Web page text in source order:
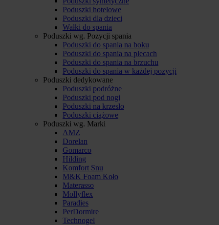
Poduszki hotelowe
Poduszki dla dzieci
Wałki do spania
Poduszki wg. Pozycji spania
Poduszki do spania na boku
Poduszki do spania na plecach
Poduszki do spania na brzuchu
Poduszki do spania w każdej pozycji
Poduszki dedykowane
Poduszki podróżne
Poduszki pod nogi
Poduszki na krzesło
Poduszki ciążowe
Poduszki wg. Marki
AMZ
Dorelan
Gomarco
Hilding
Komfort Snu
M&K Foam Koło
Materasso
Mollyflex
Paradies
PerDormire
Technogel